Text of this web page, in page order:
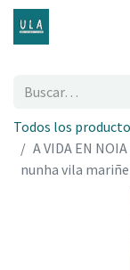
Todos los
A VIDA EN
nunha vila